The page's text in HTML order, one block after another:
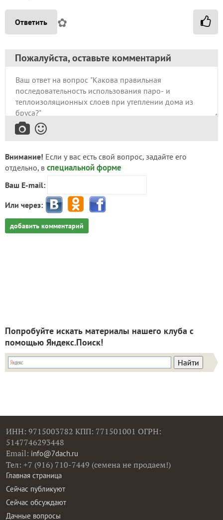
Ответить ✿
Пожалуйста, оставьте комментарий
Внимание! Если у вас есть свой вопрос, задайте его
отдельно, в специальной форме
Ваш E-mail:
Или через:
добавить комментарий
Попробуйте искать материалы нашего клуба с
помощью Яндекс.Поиск!
ИНН: 9715003782 КПП: 771501001 ОГРН:
5147746293448
Email: info@7dach.ru
Тел: +7 (916) 710-7449 (семена не продаем!)
Главная страница
Сейчас публикуют
Сейчас обсуждают
Дачные вопросы